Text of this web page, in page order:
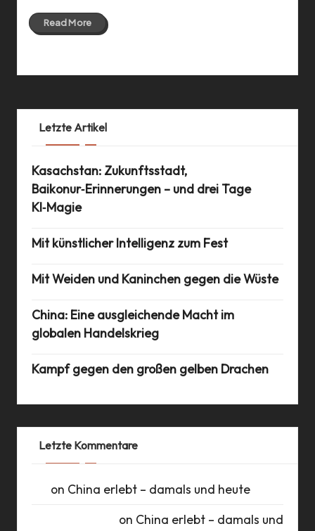
Read More
Letzte Artikel
Kasachstan: Zukunftsstadt,
Baikonur‑Erinnerungen – und drei Tage
KI‑Magie
Mit künstlicher Intelligenz zum Fest
Mit Weiden und Kaninchen gegen die Wüste
China: Eine ausgleichende Macht im
globalen Handelskrieg
Kampf gegen den großen gelben Drachen
Letzte Kommentare
on China erlebt – damals und heute
on China erlebt – damals und